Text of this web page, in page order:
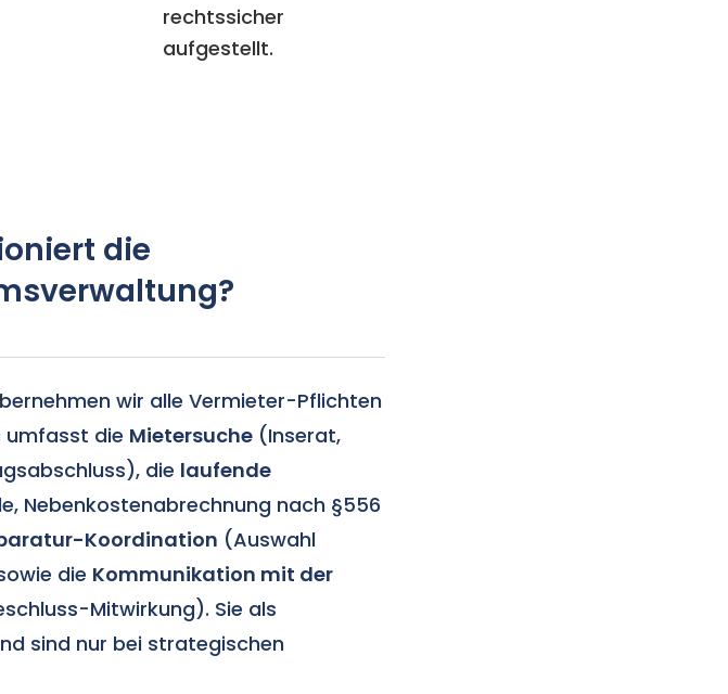
rechtssicher
aufgestellt.
die
wir alle Vermieter-Pflichten
umfasst die Mietersuche (Inserat,
die laufende
Nebenkostenabrechnung nach §556
Koordination (Auswahl
die Kommunikation mit der
Mitwirkung). Sie als
sind nur bei strategischen